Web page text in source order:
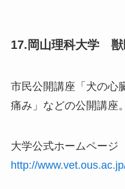
17.岡山理科大学 獣
市民公開講座「犬の心
痛み」などの公開講座。
大学公式ホームページ
http://